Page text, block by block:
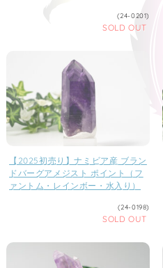
(24-0201)
SOLD OUT
【2025初売り】ナミビア産 ブラン
ドバーグアメジスト ポイント（フ
ァントム・レインボー・水入り）
(24-0198)
SOLD OUT